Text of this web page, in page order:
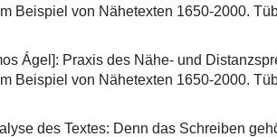
Beispiel von Nähetexten 1650-2000.
Ágel]: Praxis des Nähe- und
Beispiel von Nähetexten 1650-2000.
des Textes: Denn das Schreiben